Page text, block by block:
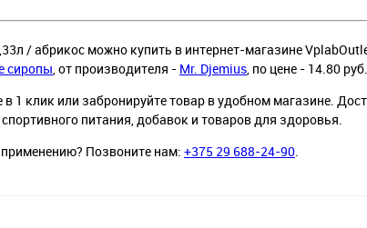
/ абрикос можно купить в интернет-магазине
сиропы, от производителя - Mr. Djemius, по цене - 14.80
1 клик или забронируйте товар в удобном магазине.
питания, добавок и товаров для здоровья.
Позвоните нам: +375 29 688-24-90.